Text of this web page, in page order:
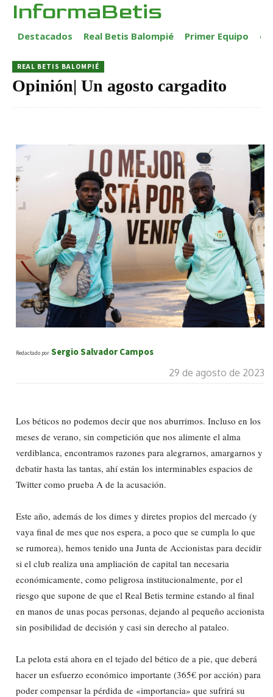
InformaBetis
Destacados Real Betis Balompié Primer Equipo
REAL BETIS BALOMPIÉ
Opinión| Un agosto cargadito
Redactado por Sergio Salvador Campos
29 de agosto de 2023
Los béticos no podemos decir que nos aburrimos. Incluso en los
meses de verano, sin competición que nos alimente el alma
verdiblanca, encontramos razones para alegrarnos, amargarnos y
debatir hasta las tantas, ahí están los interminables espacios de
Twitter como prueba A de la acusación.
Este año, además de los dimes y diretes propios del mercado (y
vaya final de mes que nos espera, a poco que se cumpla lo que
se rumorea), hemos tenido una Junta de Accionistas para decidir
si el club realiza una ampliación de capital tan necesaria
económicamente, como peligrosa institucionalmente, por el
riesgo que supone de que el Real Betis termine estando al final
en manos de unas pocas personas, dejando al pequeño accionista
sin posibilidad de decisión y casi sin derecho al pataleo.
La pelota está ahora en el tejado del bético de a pie, que deberá
hacer un esfuerzo económico importante (365€ por acción) para
poder compensar la pérdida de «importancia» que sufrirá su